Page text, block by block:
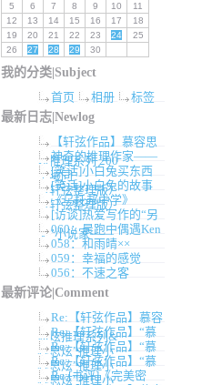
5
6 7 8 9 10
11
12
13 14 15 16 17
18
19
20 21 22 23 24
25
26
27 28 29 30
我的分类|Subject
首页
相册
标签
最新日志|Newlog
【轩弦作品】慕容思
炫推理系列 200
神奇的推理作家——
卓曦同
[笑话]小白兔买东西
（轩弦整理版）
[笑话]小白兔的故事
（轩弦整理版）
《乌托邦中学》
[访谈]热爱写作的“另
类”小说家——
060：晨跑中偶遇Ken
058：和雨晴××
059：幸福的感觉
056：不速之客
最新评论|Comment
Re:【轩弦作品】慕容
思炫推理系列&
Re:【轩弦作品】“慕
容思炫”推理小
Re:【轩弦作品】“慕
容思炫”推理小
Re:【轩弦作品】“慕
容思炫”推理小
Re:[书评]《完美密